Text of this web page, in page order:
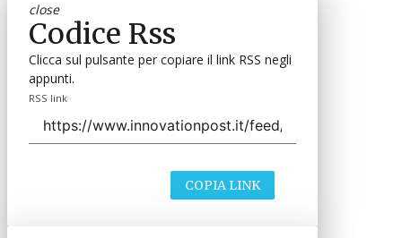
close
Codice Rss
Clicca sul pulsante per copiare il link RSS negli
appunti.
RSS link
COPIA LINK